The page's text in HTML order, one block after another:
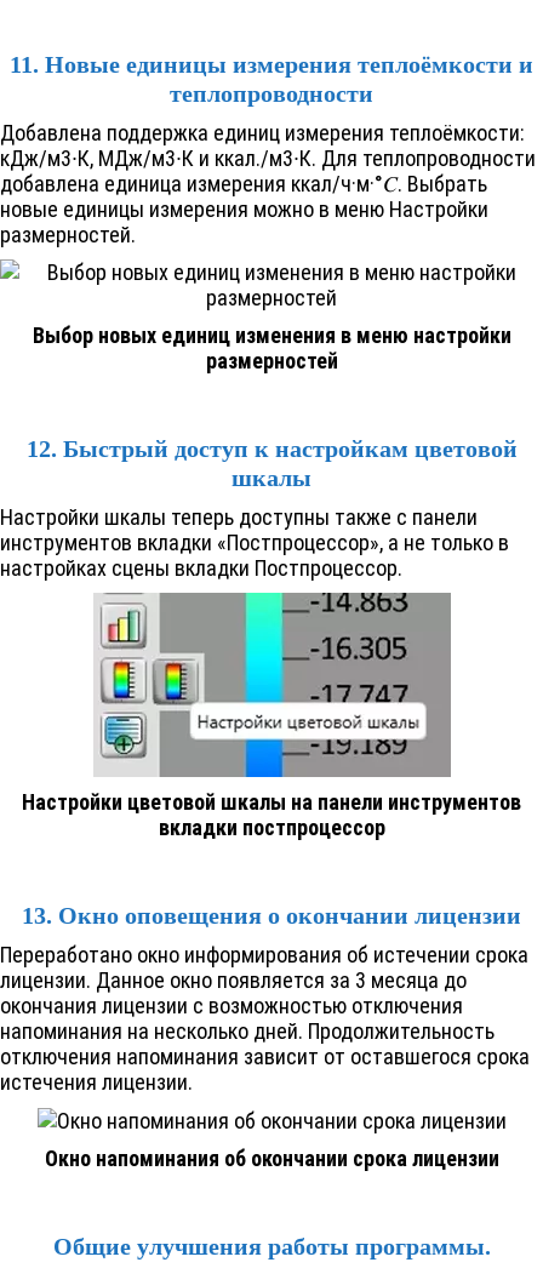
11. Новые единицы измерения теплоёмкости и
теплопроводности
Добавлена поддержка единиц измерения теплоёмкости:
кДж/м3∙К, МДж/м3∙К и ккал./м3∙К. Для теплопроводности
добавлена единица измерения ккал/ч·м·°𝐶. Выбрать
новые единицы измерения можно в меню Настройки
размерностей.
Выбор новых единиц изменения в меню настройки
размерностей
12. Быстрый доступ к настройкам цветовой
шкалы
Настройки шкалы теперь доступны также с панели
инструментов вкладки «Постпроцессор», а не только в
настройках сцены вкладки Постпроцессор.
Настройки цветовой шкалы на панели инструментов
вкладки постпроцессор
13. Окно оповещения о окончании лицензии
Переработано окно информирования об истечении срока
лицензии. Данное окно появляется за 3 месяца до
окончания лицензии с возможностью отключения
напоминания на несколько дней. Продолжительность
отключения напоминания зависит от оставшегося срока
истечения лицензии.
Окно напоминания об окончании срока лицензии
Общие улучшения работы программы.